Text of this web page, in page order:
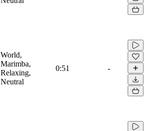
World,
Marimba,
Relaxing,
Neutral
0:51 -